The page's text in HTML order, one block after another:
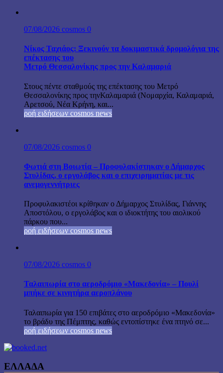
07/08/2026 cosmos 0
Νίκος Ταχιάος: Ξεκινούν τα δοκιμαστικά δρομολόγια της
επέκτασης του
Μετρό Θεσσαλονίκης προς την Καλαμαριά
Στους πέντε σταθμούς της επέκτασης του Μετρό
Θεσσαλονίκης προς τηνΚαλαμαριά (Νομαρχία, Καλαμαριά,
Αρετσού, Νέα Κρήνη, και...
ροή ειδήσεων cosmos news
07/08/2026 cosmos 0
Φωτιά στη Βοιωτία – Προφυλακίστηκαν ο Δήμαρχος
Στυλίδας, ο εργολάβος και ο επιχειρηματίας με τις
ανεμογεννήτριες
Προφυλακιστέοι κρίθηκαν ο Δήμαρχος Στυλίδας, Γιάννης
Αποστόλου, ο εργολάβος και ο ιδιοκτήτης του αιολικού
πάρκου που...
ροή ειδήσεων cosmos news
07/08/2026 cosmos 0
Ταλαιπωρία στο αεροδρόμιο «Μακεδονία» – Πουλί
μπήκε σε κινητήρα αεροπλάνου
Ταλαιπωρία για 150 επιβάτες στο αεροδρόμιο «Μακεδονία»
το βράδυ της Πέμπτης, καθώς εντοπίστηκε ένα πτηνό σε...
ροή ειδήσεων cosmos news
ΕΛΛΑΔΑ